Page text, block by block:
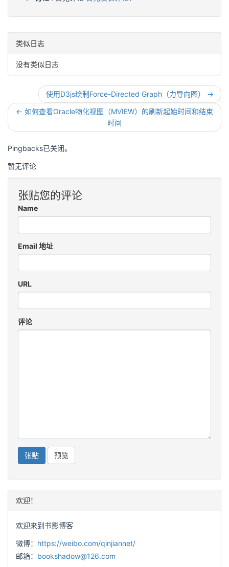
类似日志
没有类似日志
使用D3js绘制Force-Directed Graph（力导向图） →
← 如何查看Oracle物化视图（MVIEW）的刷新起始时间和结束
时间
Pingbacks已关闭。
暂无评论
张贴您的评论
Name
Email 地址
URL
评论
欢迎！
欢迎来到书影博客
微博： https://weibo.com/qinjiannet/
邮箱： bookshadow@126.com